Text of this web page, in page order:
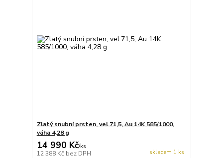
Zlatý snubní prsten, vel.71,5, Au 14K 585/1000,
váha 4,28 g
14 990 Kč/ks
12 388 Kč bez DPH skladem 1 ks